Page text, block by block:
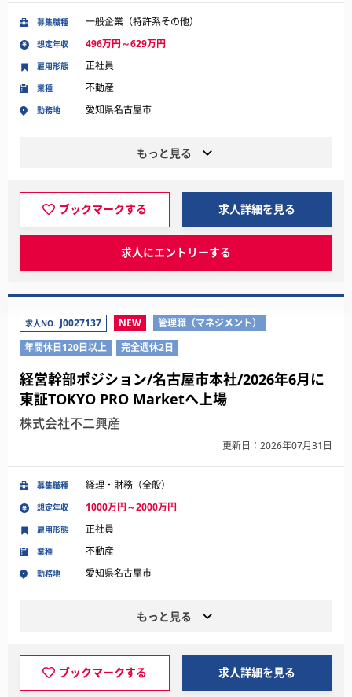
募集職種 一般企業（特許系その他）
想定年収 496万円～629万円
業種 不動産
勤務地 愛知県名古屋市
雇用形態 正社員
もっと見る
ブックマークする 求人詳細を見る
求人にエントリーする
求人NO. J0027137 NEW
管理職（マネジメント）
年間休日120日以上
完全週休2日
経営幹部ポジション/名古屋市本社/2026年6月に
東証TOKYO PRO Marketへ上場
株式会社不二興産
更新日：2026年07月31日
募集職種 経理・財務（全般）
想定年収 1000万円～2000万円
業種 不動産
勤務地 愛知県名古屋市
雇用形態 正社員
もっと見る
ブックマークする 求人詳細を見る